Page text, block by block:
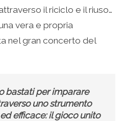
il riciclo e il riuso…
vera e propria
nel gran concerto del
bastati per imparare
uno strumento
efficace: il gioco unito